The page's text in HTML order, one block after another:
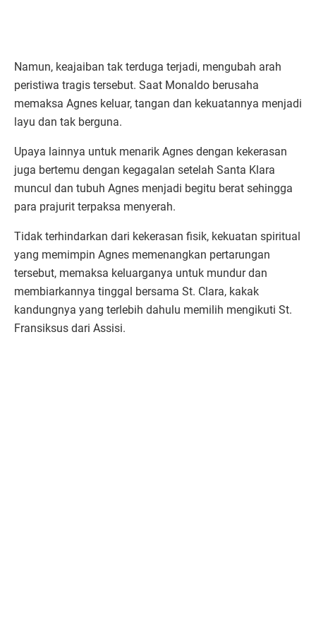
Namun, keajaiban tak terduga terjadi, mengubah arah
peristiwa tragis tersebut. Saat Monaldo berusaha
memaksa Agnes keluar, tangan dan kekuatannya menjadi
layu dan tak berguna.
Upaya lainnya untuk menarik Agnes dengan kekerasan
juga bertemu dengan kegagalan setelah Santa Klara
muncul dan tubuh Agnes menjadi begitu berat sehingga
para prajurit terpaksa menyerah.
Tidak terhindarkan dari kekerasan fisik, kekuatan spiritual
yang memimpin Agnes memenangkan pertarungan
tersebut, memaksa keluarganya untuk mundur dan
membiarkannya tinggal bersama St. Clara, kakak
kandungnya yang terlebih dahulu memilih mengikuti St.
Fransiksus dari Assisi.